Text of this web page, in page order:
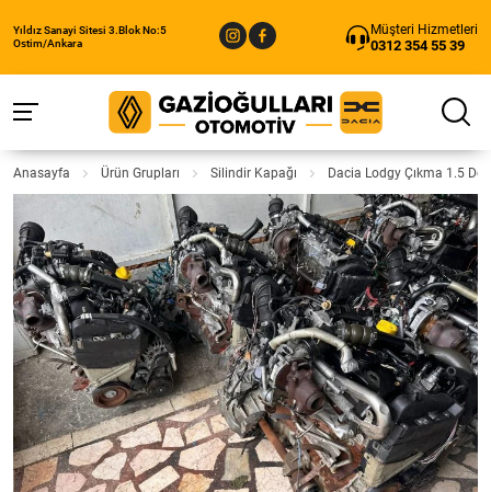
Yıldız Sanayi Sitesi 3.Blok No:5
Ostim/Ankara
Müşteri Hizmetleri
0312 354 55 39
Anasayfa Ürün Grupları Silindir Kapağı Dacia Lodgy Çıkma 1.5